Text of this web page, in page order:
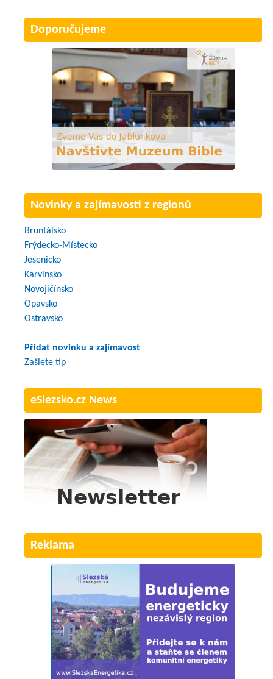
Doporučujeme
Novinky a zajímavosti z regionů
Bruntálsko
Frýdecko-Místecko
Jesenicko
Karvinsko
Novojičínsko
Opavsko
Ostravsko
Přidat novinku a zajímavost
Zašlete tip
eSlezsko.cz News
Reklama